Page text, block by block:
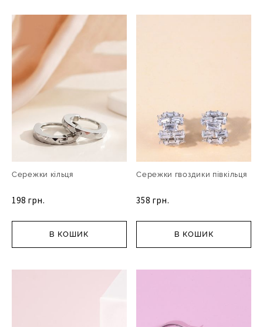
Сережки кільця
198 грн.
В КОШИК
Сережки гвоздики півкільця
358 грн.
В КОШИК